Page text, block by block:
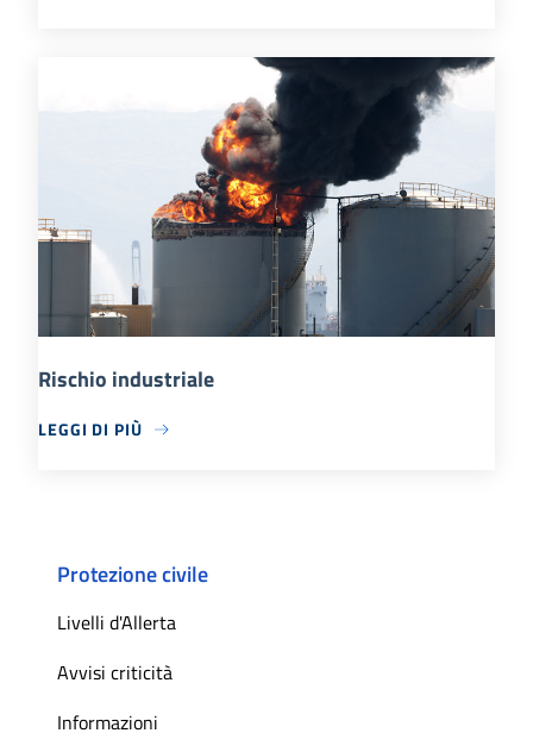
Rischio industriale
LEGGI DI PIÙ
Protezione civile
Livelli d'Allerta
Avvisi criticità
Informazioni